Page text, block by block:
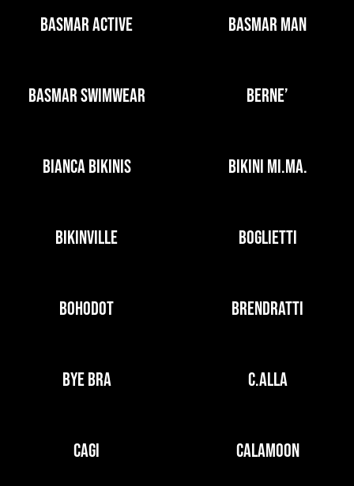
BASMAR ACTIVE BASMAR MAN
BASMAR SWIMWEAR BERNE’
BIANCA BIKINIS BIKINI MI.MA.
BIKINVILLE BOGLIETTI
BOHODOT BRENDRATTI
BYE BRA C.ALLA
CAGI CALAMOON